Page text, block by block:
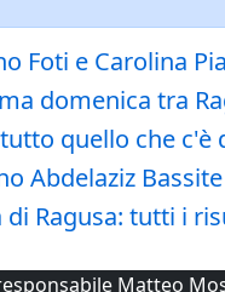
Foti e Carolina
domenica tra
quello che c'è
Abdelaziz
Ragusa: tutti i
Matteo